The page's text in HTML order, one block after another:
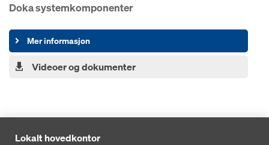
Doka systemkomponenter
Mer informasjon
Videoer og dokumenter
Lokalt hovedkontor